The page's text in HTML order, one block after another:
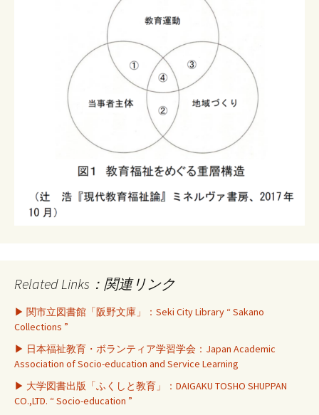
Related Links：関連リンク
▶ 関市立図書館「阪野文庫」：Seki City Library “ Sakano
Collections ”
▶ 日本福祉教育・ボランティア学習学会：Japan Academic
Association of Socio-education and Service Learning
▶ 大学図書出版「ふくしと教育」：DAIGAKU TOSHO SHUPPAN
CO.,LTD. “ Socio-education ”